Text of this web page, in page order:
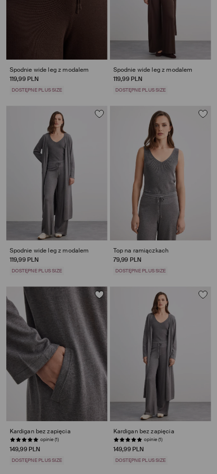
Spodnie wide leg z modalem
119,99 PLN
DOSTĘPNE PLUS SIZE
Spodnie wide leg z modalem
119,99 PLN
DOSTĘPNE PLUS SIZE
Spodnie wide leg z modalem
119,99 PLN
DOSTĘPNE PLUS SIZE
Top na ramiączkach
79,99 PLN
DOSTĘPNE PLUS SIZE
Kardigan bez zapięcia
opinie (1)
149,99 PLN
DOSTĘPNE PLUS SIZE
Kardigan bez zapięcia
opinie (1)
149,99 PLN
DOSTĘPNE PLUS SIZE